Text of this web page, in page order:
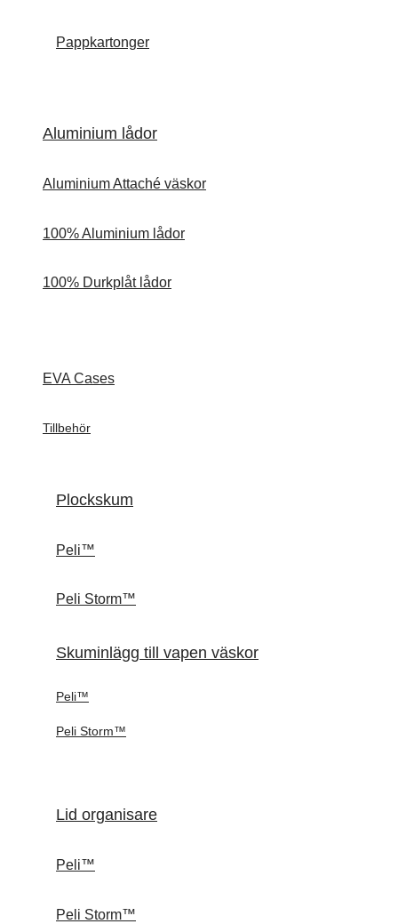
Pappkartonger
Aluminium lådor
Aluminium Attaché väskor
100% Aluminium lådor
100% Durkplåt lådor
EVA Cases
Tillbehör
Plockskum
Peli™
Peli Storm™
Skuminlägg till vapen väskor
Peli™
Peli Storm™
Lid organisare
Peli™
Peli Storm™